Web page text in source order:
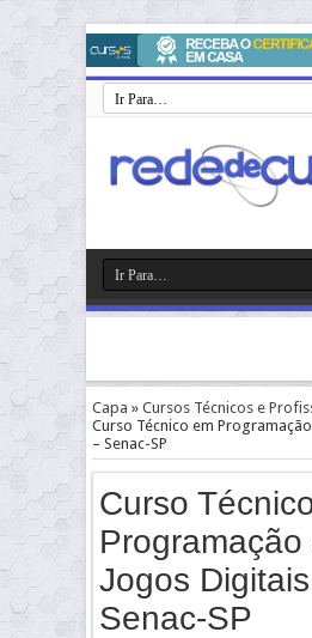
Capa » Cursos Técnicos e
Curso Técnico em
– Senac-SP
Curso
Programação
Jogos
Senac-SP